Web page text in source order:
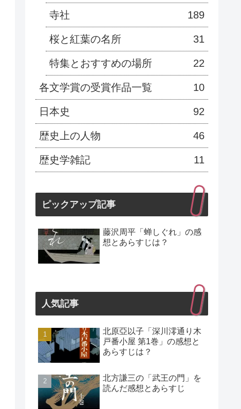
寺社 189
桜と紅葉の名所 31
特集とおすすめの場所 22
各文学賞の受賞作品一覧 10
日本史 92
歴史上の人物 46
歴史学雑記 11
ピックアップ記事
藤沢周平「蝉しぐれ」の感
想とあらすじは？
人気記事
北原亞以子「深川澪通り木
戸番小屋 第1巻」の感想と
あらすじは？
北方謙三の「武王の門」を
読んだ感想とあらすじ